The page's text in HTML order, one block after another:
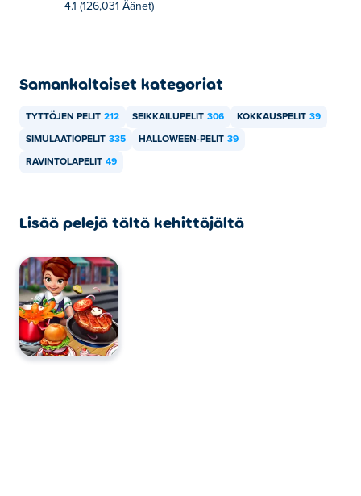
4.1 (126,031 Äänet)
Samankaltaiset kategoriat
TYTTÖJEN PELIT 212 SEIKKAILUPELIT 306 KOKKAUSPELIT 39
SIMULAATIOPELIT 335 HALLOWEEN-PELIT 39
RAVINTOLAPELIT 49
Lisää pelejä tältä kehittäjältä